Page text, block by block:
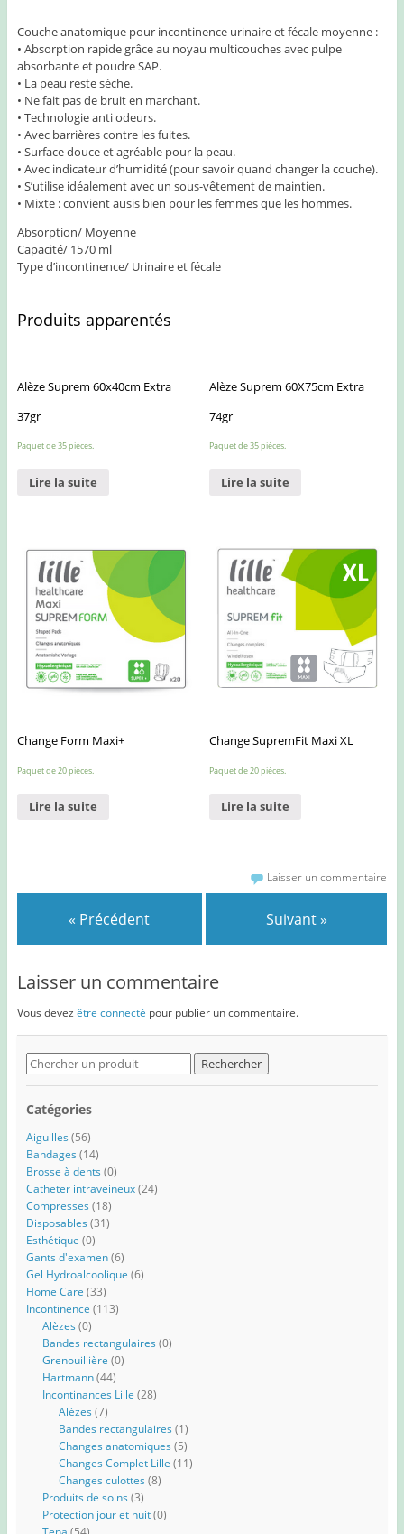
Couche anatomique pour incontinence urinaire et fécale moyenne :
• Absorption rapide grâce au noyau multicouches avec pulpe
absorbante et poudre SAP.
• La peau reste sèche.
• Ne fait pas de bruit en marchant.
• Technologie anti odeurs.
• Avec barrières contre les fuites.
• Surface douce et agréable pour la peau.
• Avec indicateur d’humidité (pour savoir quand changer la couche).
• S’utilise idéalement avec un sous-vêtement de maintien.
• Mixte : convient ausis bien pour les femmes que les hommes.
Absorption/ Moyenne
Capacité/ 1570 ml
Type d’incontinence/ Urinaire et fécale
Produits apparentés
Alèze Suprem 60x40cm Extra
37gr
Paquet de 35 pièces.
Lire la suite
Alèze Suprem 60X75cm Extra
74gr
Paquet de 35 pièces.
Lire la suite
Change Form Maxi+
Paquet de 20 pièces.
Lire la suite
Change SupremFit Maxi XL
Paquet de 20 pièces.
Lire la suite
Laisser un commentaire
« Précédent Suivant »
Laisser un commentaire
Vous devez être connecté pour publier un commentaire.
Search
for:
Catégories
Aiguilles (56)
Bandages (14)
Brosse à dents (0)
Catheter intraveineux (24)
Compresses (18)
Disposables (31)
Esthétique (0)
Gants d'examen (6)
Gel Hydroalcoolique (6)
Home Care (33)
Incontinence (113)
Alèzes (0)
Bandes rectangulaires (0)
Grenouillière (0)
Hartmann (44)
Incontinances Lille (28)
Alèzes (7)
Bandes rectangulaires (1)
Changes anatomiques (5)
Changes Complet Lille (11)
Changes culottes (8)
Produits de soins (3)
Protection jour et nuit (0)